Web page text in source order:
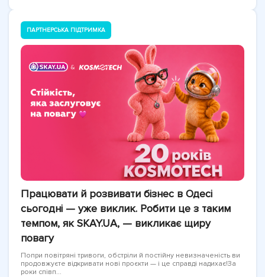
ПАРТНЕРСЬКА ПІДТРИМКА
Працювати й розвивати бізнес в Одесі
сьогодні — уже виклик. Робити це з таким
темпом, як SKAY.UA, — викликає щиру
повагу
Попри повітряні тривоги, обстріли й постійну невизначеність ви
продовжуєте відкривати нові проєкти — і це справді надихає!За
роки співп...